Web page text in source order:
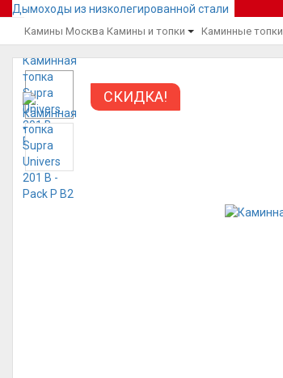
Дымоходы из низколегированной стали
Камины Москва Камины и топки Каминные топки
СКИДКА!